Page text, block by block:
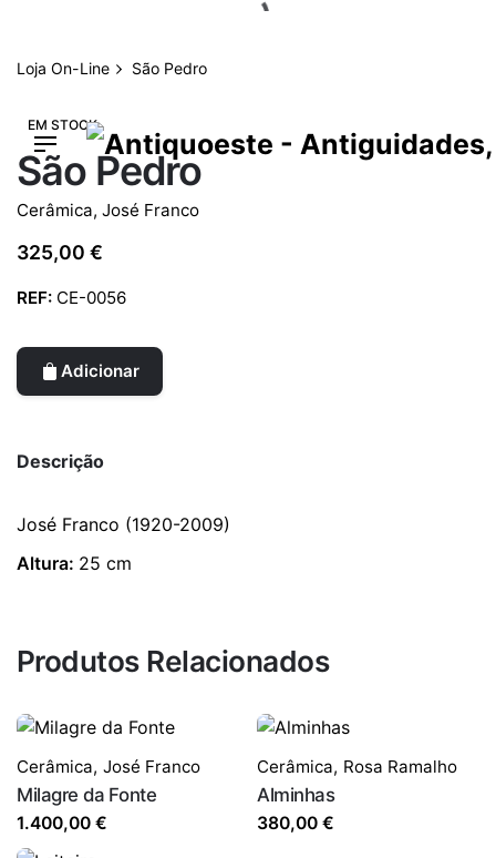
content
Loja On-Line São Pedro
EM STOCK
São Pedro
Cerâmica, José Franco
325,00 €
REF: CE-0056
Adicionar
Descrição
José Franco (1920-2009)
Altura: 25 cm
Produtos Relacionados
Cerâmica, José Franco
Milagre da Fonte
1.400,00 €
Cerâmica, Rosa Ramalho
Alminhas
380,00 €